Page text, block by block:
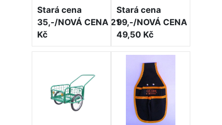
Stará cena
35,-/NOVÁ CENA 21
Kč
Stará cena
99,-/NOVÁ CENA
49,50 Kč